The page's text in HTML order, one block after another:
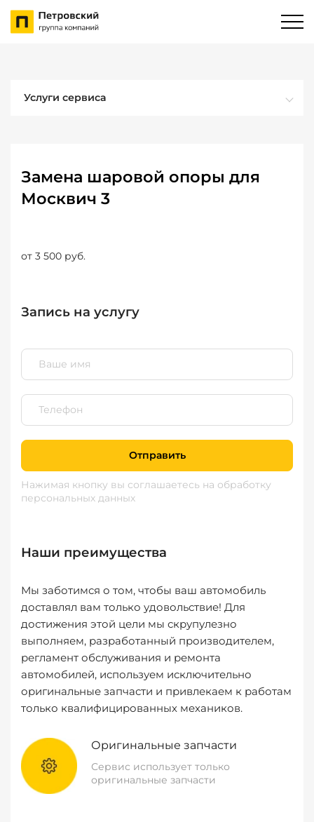
Услуги сервиса
Замена шаровой опоры для
Москвич 3
от 3 500 руб.
Запись на услугу
Отправить
Нажимая кнопку вы соглашаетесь на обработку
персональных данных
Наши преимущества
Мы заботимся о том, чтобы ваш автомобиль
доставлял вам только удовольствие! Для
достижения этой цели мы скрупулезно
выполняем, разработанный производителем,
регламент обслуживания и ремонта
автомобилей, используем исключительно
оригинальные запчасти и привлекаем к работам
только квалифицированных механиков.
Оригинальные запчасти
Сервис использует только
оригинальные запчасти